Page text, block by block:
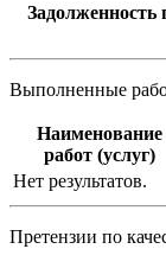
Задолженность
Выполненные
Наименование
работ (услуг)
Нет результатов.
Претензии по